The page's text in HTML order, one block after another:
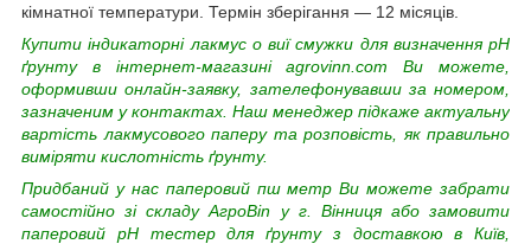
кімнатної температури. Термін зберігання — 12 місяців.
Купити індикаторні лакмус о виї смужки для визначення рH
ґрунту
в інтернет-магазині agrovinn.com Ви можете,
оформивши онлайн-заявку, зателефонувавши за номером,
зазначеним у контактах. Наш менеджер підкаже актуальну
вартість лакмусового паперу та розповість, як правильно
виміряти кислотність ґрунту.
Придбаний у нас паперовий пш метр Ви можете забрати
самостійно зі складу АгроВin у г. Вінниця або замовити
паперовий pH тестер для ґрунту з доставкою в Київ,